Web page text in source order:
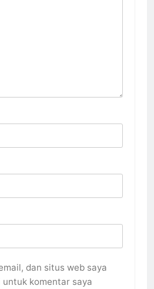
dan situs web saya
komentar saya